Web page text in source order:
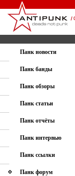
Панк новости
Панк банды
Панк обзоры
Панк статьи
Панк отчёты
Панк интервью
Панк ссылки
Панк форум